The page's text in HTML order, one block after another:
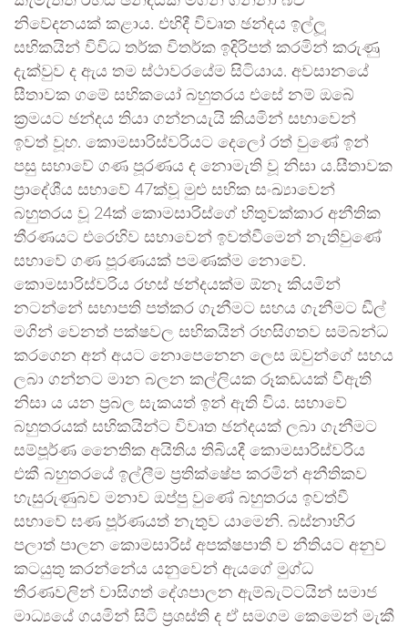
නිවේදනයක් කළාය. එහිදී විවෘත ඡන්දය ඉල්ලූ
සභිකයින් විවිධ තර්ක විතර්ක ඉදිරිපත් කරමින් කරුණු
දැක්වුව ද ඇය තම ස්ථාවරයේම සිටියාය. අවසානයේ
සීතාවක ගමේ සභිකයෝ බහුතරය එසේ නම් ඔබේ
ක්‍රමයට ඡන්දය තියා ගන්නයැයි කියමින් සභාවෙන්
ඉවත් වූහ. කොමසාරිස්වරියට දෙලෝ රත් වුණේ ඉන්
පසු සභාවේ ගණ පූරණය ද නොමැති වූ නිසා ය.සීතාවක
ප්‍රාදේශීය සභාවේ 47ක්වූ මුළු සභික සංඛ්‍යාවෙන්
බහුතරය වූ 24ක් කොමසාරිස්ගේ හිතුවක්කාර අනීතික
තීරණයට එරෙහිව සභාවෙන් ඉවත්වීමෙන් නැතිවුණේ
සභාවේ ගණ පූරණයක් පමණක්ම නොවේ.
කොමසාරිස්වරිය රහස් ඡන්දයක්ම ඕනෑ කියමින්
නටන්නේ සභාපති පත්කර ගැනීමට සහය ගැනීමට ඩීල්
මගින් වෙනත් පක්ෂවල සභිකයින් රහසිගතව සම්බන්ධ
කරගෙන අන් අයට නොපෙනෙන ලෙස ඔවුන්ගේ සහය
ලබා ගන්නට මාන බලන කල්ලියක රූකඩයක් වීඇති
නිසා ය යන ප්‍රබල සැකයත් ඉන් ඇති විය. සභාවේ
බහුතරයක් සභිකයින්ට විවෘත ඡන්දයක් ලබා ගැනීමට
සම්පූර්ණ නෛතික අයිතිය තිබියදී කොමසාරිස්වරිය
එකී බහුතරයේ ඉල්ලීම ප්‍රතික්ෂේප කරමින් අනීතිකව
හැසුරුණුබව මනාව ඔප්පු වුණේ බහුතරය ඉවත්වී
සභාවේ ඝණ පූර්ණයත් නැතුව යාමෙනි. බස්නාහිර
පලාත් පාලන කොමසාරිස් අපක්ෂපාතී ව නීතියට අනුව
කටයුතු කරන්නේය යනුවෙන් ඇයගේ මුග්ධ
තීරණවලින් වාසිගත් දේශපාලන ඇම්බැට්ටයින් සමාජ
මාධ්‍යයේ ගයමින් සිටි ප්‍රශස්ති ද ඒ සමගම කෙමෙන් මැකී